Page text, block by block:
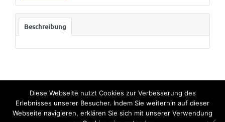
Beschreibung
© Copyright 2022. All Rights Reserved by Bundesinternat am
Diese Webseite nutzt Cookies zur Verbesserung des
Erlebnisses unserer Besucher. Indem Sie weiterhin auf dieser
Webseite navigieren, erklären Sie sich mit unserer Verwendung